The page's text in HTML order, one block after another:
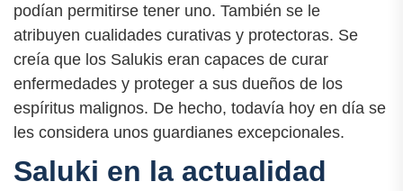
podían permitirse tener uno. También se le
atribuyen cualidades curativas y protectoras. Se
creía que los Salukis eran capaces de curar
enfermedades y proteger a sus dueños de los
espíritus malignos. De hecho, todavía hoy en día se
les considera unos guardianes excepcionales.
Saluki en la actualidad